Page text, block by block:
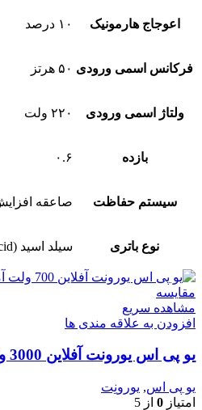
اعوجاج هارمونیک ۱۰ درصد
فرکانس اسمی ورودی ۵۰ هرتز
ولتاژ اسمی ورودی ۲۲۰ ولت
بازده ۰.۶
سیستم حفاظت صاعقه افزایش
نوع باتری سیلد اسید (Sealed Acid)
مقایسه
مشاهده سریع
افزودن به علاقه مندی ها
یو پی اس یورونت آفلاین 3000 ولت آمپر
یو پی اس, یورونِت
امتیاز 0 از 5